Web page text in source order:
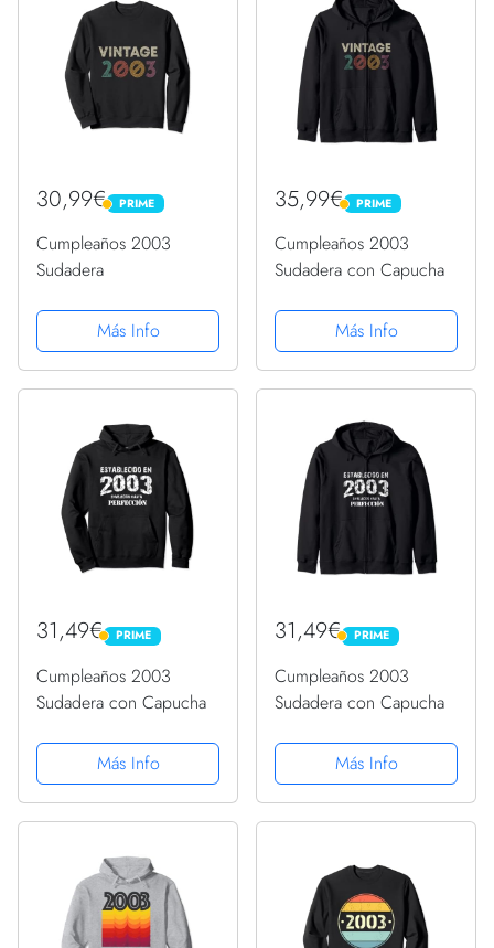
30,99€ PRIME
PRIME
Cumpleaños 2003
Sudadera
Más Info
35,99€ PRIME
PRIME
Cumpleaños 2003
Sudadera con Capucha
Más Info
31,49€ PRIME
PRIME
Cumpleaños 2003
Sudadera con Capucha
Más Info
31,49€ PRIME
PRIME
Cumpleaños 2003
Sudadera con Capucha
Más Info